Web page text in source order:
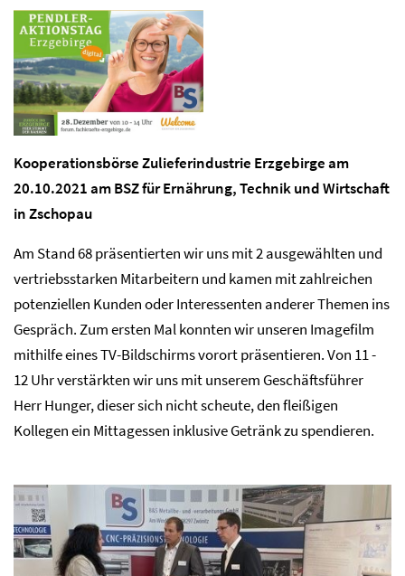
Kooperationsbörse Zulieferindustrie Erzgebirge am
20.10.2021 am BSZ für Ernährung, Technik und Wirtschaft
in Zschopau
Am Stand 68 präsentierten wir uns mit 2 ausgewählten und
vertriebsstarken Mitarbeitern und kamen mit zahlreichen
potenziellen Kunden oder Interessenten anderer Themen ins
Gespräch. Zum ersten Mal konnten wir unseren Imagefilm
mithilfe eines TV-Bildschirms vorort präsentieren. Von 11 -
12 Uhr verstärkten wir uns mit unserem Geschäftsführer
Herr Hunger, dieser sich nicht scheute, den fleißigen
Kollegen ein Mittagessen inklusive Getränk zu spendieren.